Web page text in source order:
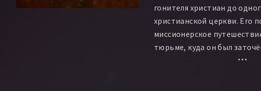
гонителя христиан до
христианской церкви. Его
миссионерское
тюрьме, куда он был
римского императора